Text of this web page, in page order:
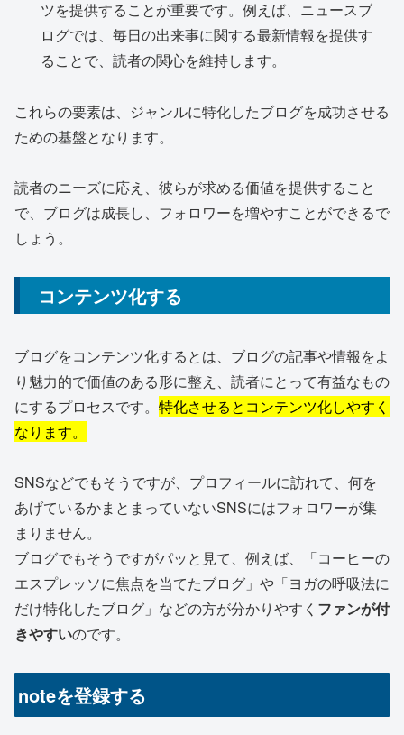
ツを提供することが重要です。例えば、ニュースブ
ログでは、毎日の出来事に関する最新情報を提供す
ることで、読者の関心を維持します。
これらの要素は、ジャンルに特化したブログを成功させる
ための基盤となります。
読者のニーズに応え、彼らが求める価値を提供すること
で、ブログは成長し、フォロワーを増やすことができるで
しょう。
コンテンツ化する
ブログをコンテンツ化するとは、ブログの記事や情報をよ
り魅力的で価値のある形に整え、読者にとって有益なもの
にするプロセスです。 特化させるとコンテンツ化しやすく
なります。
SNSなどでもそうですが、プロフィールに訪れて、何を
あげているかまとまっていないSNSにはフォロワーが集
まりません。
ブログでもそうですがパッと見て、例えば、「コーヒーの
エスプレッソに焦点を当てたブログ」や「ヨガの呼吸法に
だけ特化したブログ」などの方が分かりやすく ファンが付
きやすいのです。
noteを登録する